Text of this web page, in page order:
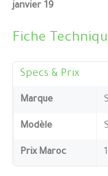
janvier 19
Fiche
Specs & Prix
Marque
Modèle
Prix Maroc